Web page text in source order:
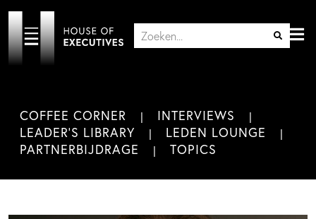
COFFEE CORNER
INTERVIEWS
LEADER'S LIBRARY
LEDEN LOUNGE
PARTNERBIJDRAGE
TOPICS